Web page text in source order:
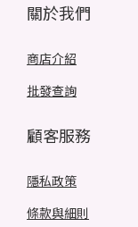
關於我們
商店介紹
批發查詢
顧客服務
隱私政策
條款與細則